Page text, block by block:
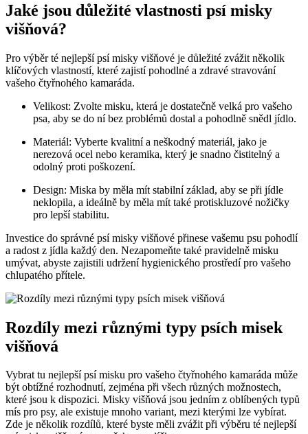
Jaké jsou důležité vlastnosti psí misky
višňová?
Pro výběr té nejlepší psí misky višňové je důležité zvážit několik
klíčových vlastností, které zajistí pohodlné a zdravé stravování
vašeho čtyřnohého kamaráda.
Velikost: Zvolte misku, která je dostatečně velká pro vašeho
psa, aby se do ní bez problémů dostal a pohodlně snědl jídlo.
Materiál: Vyberte kvalitní a neškodný materiál, jako je
nerezová ocel nebo keramika, který je snadno čistitelný a
odolný proti poškození.
Design: Miska by měla mít stabilní základ, aby se při jídle
neklopila, a ideálně by měla mít také protiskluzové nožičky
pro lepší stabilitu.
Investice do správné psí misky višňové přinese vašemu psu pohodlí
a radost z jídla každý den. Nezapomeňte také pravidelně misku
umývat, abyste zajistili udržení hygienického prostředí pro vašeho
chlupatého přítele.
Rozdíly mezi různými typy psích misek
višňová
Vybrat tu nejlepší psí misku pro vašeho čtyřnohého kamaráda může
být obtížné rozhodnutí, zejména při všech různých možnostech,
které jsou k dispozici. Misky višňová jsou jedním z oblíbených typů
mís pro psy, ale existuje mnoho variant, mezi kterými lze vybírat.
Zde je několik rozdílů, které byste měli zvážit při výběru té nejlepší